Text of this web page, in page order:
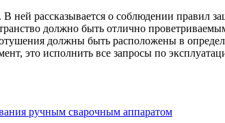
рассказывается о соблюдении правил
должно быть отлично
должны быть расположены в
это исполнить все запросы по
ручным сварочным аппаратом